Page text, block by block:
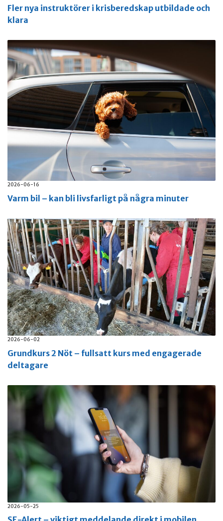
Fler nya instruktörer i krisberedskap utbildade och
klara
2026-06-16
Varm bil – kan bli livsfarligt på några minuter
2026-06-02
Grundkurs 2 Nöt – fullsatt kurs med engagerade
deltagare
2026-05-25